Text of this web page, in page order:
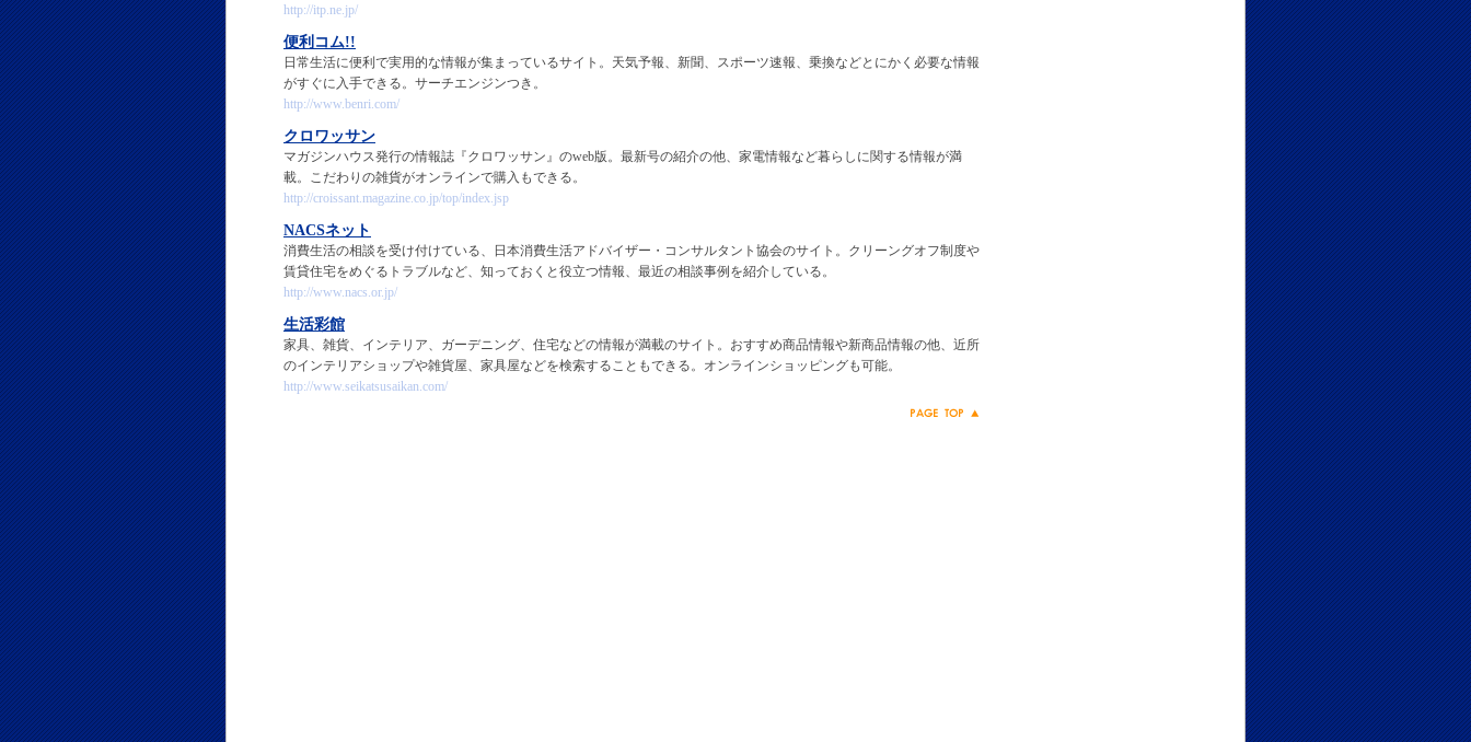
http://itp.ne.jp/
便利コム!!
日常生活に便利で実用的な情報が集まっているサイト。天気予報、新聞、スポーツ速報、乗換などとにかく必要な情報
がすぐに入手できる。サーチエンジンつき。
http://www.benri.com/
クロワッサン
マガジンハウス発行の情報誌『クロワッサン』のweb版。最新号の紹介の他、家電情報など暮らしに関する情報が満
載。こだわりの雑貨がオンラインで購入もできる。
http://croissant.magazine.co.jp/top/index.jsp
NACSネット
消費生活の相談を受け付けている、日本消費生活アドバイザー・コンサルタント協会のサイト。クリーングオフ制度や
賃貸住宅をめぐるトラブルなど、知っておくと役立つ情報、最近の相談事例を紹介している。
http://www.nacs.or.jp/
生活彩館
家具、雑貨、インテリア、ガーデニング、住宅などの情報が満載のサイト。おすすめ商品情報や新商品情報の他、近所
のインテリアショップや雑貨屋、家具屋などを検索することもできる。オンラインショッピングも可能。
http://www.seikatsusaikan.com/